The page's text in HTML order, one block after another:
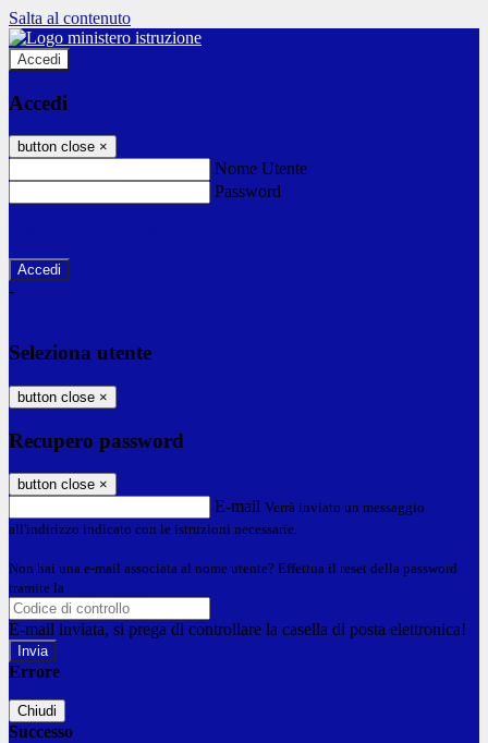
Salta al contenuto
Accedi
Accedi
button close ×
Nome Utente
Password
-
Seleziona utente
button close ×
Recupero password
button close ×
E-mail Verrà inviato un messaggio
all'indirizzo indicato con le istruzioni necessarie.
Non hai una e-mail associata al nome utente? Effettua il reset della password
tramite la
E-mail inviata, si prega di controllare la casella di posta elettronica!
Errore
Chiudi
Successo